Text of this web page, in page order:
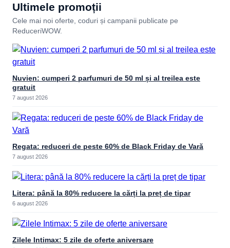
Ultimele promoții
Cele mai noi oferte, coduri și campanii publicate pe
ReduceriWOW.
Nuvien: cumperi 2 parfumuri de 50 ml și al treilea este
gratuit
7 august 2026
Regata: reduceri de peste 60% de Black Friday de Vară
7 august 2026
Litera: până la 80% reducere la cărți la preț de tipar
6 august 2026
Zilele Intimax: 5 zile de oferte aniversare